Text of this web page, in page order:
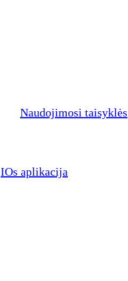
Naudojimosi taisyklės
IOs aplikacija